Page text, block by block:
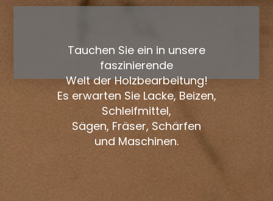
Tauchen Sie ein in unsere
faszinierende
Welt der Holzbearbeitung!
Es erwarten Sie Lacke, Beizen,
Schleifmittel,
Sägen, Fräser, Schärfen
und Maschinen.